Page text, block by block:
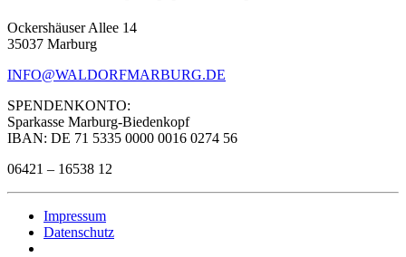
Ockershäuser Allee 14
35037 Marburg
INFO@WALDORFMARBURG.DE
SPENDENKONTO:
Sparkasse Marburg-Biedenkopf
IBAN: DE 71 5335 0000 0016 0274 56
06421 – 16538 12
Impressum
Datenschutz